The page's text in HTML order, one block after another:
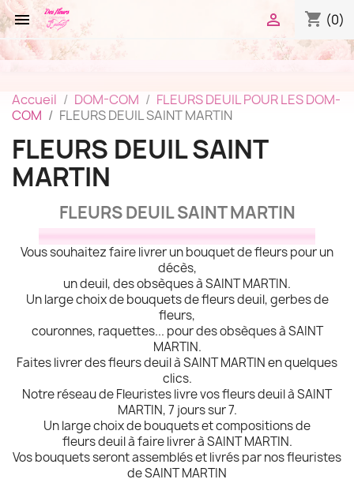
 shopping_cart (0)

Accueil DOM-COM
FLEURS DEUIL POUR LES DOM-
COM
FLEURS DEUIL SAINT MARTIN
FLEURS DEUIL SAINT
MARTIN
FLEURS DEUIL SAINT MARTIN
Vous souhaitez faire livrer un bouquet de fleurs pour un
décès,
un deuil, des obsèques à SAINT MARTIN.
Un large choix de bouquets de fleurs deuil, gerbes de
fleurs,
couronnes, raquettes... pour des obsèques à SAINT
MARTIN.
Faites livrer des fleurs deuil à SAINT MARTIN en quelques
clics.
Notre réseau de Fleuristes livre vos fleurs deuil à SAINT
MARTIN, 7 jours sur 7.
Un large choix de bouquets et compositions de
fleurs deuil à faire livrer à SAINT MARTIN.
Vos bouquets seront assemblés et livrés par nos fleuristes
de SAINT MARTIN